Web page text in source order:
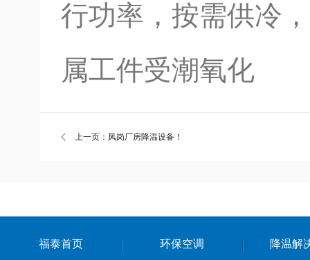
行功率，按需供冷
属工件受潮氧化
上一页：凤岗厂房降温设备！
福泰首页 环保空调 降温解